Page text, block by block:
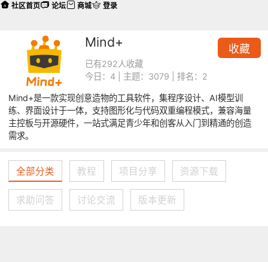
收藏
Mind+
已有292人收藏
今日：4 | 主题：3079 | 排名：2
Mind+是一款实现创意造物的工具软件，集程序设计、AI模型训
练、界面设计于一体，支持图形化与代码双重编程模式，兼容海量
主控板与开源硬件，一站式满足青少年和创客从入门到精通的创造
需求。
全部分类 教程 项目分享 资源下载
求助问答 讨论交流 版本更新
社区首页 论坛 商城 登录